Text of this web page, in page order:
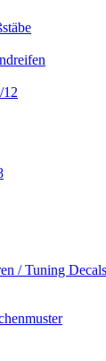
12
/ Tuning Decals